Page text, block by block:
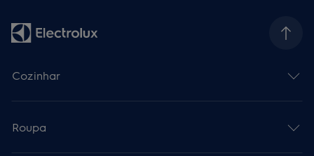
Cozinhar
Roupa